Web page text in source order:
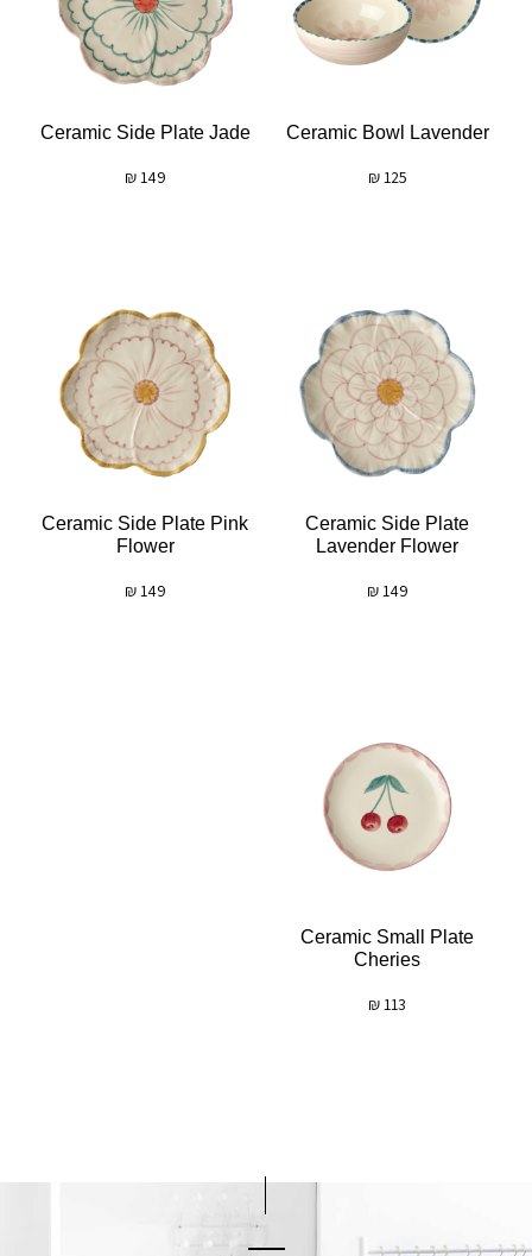
Ceramic Bowl Lavender
125
₪
Ceramic Side Plate Jade
149
₪
Ceramic Side Plate
Lavender Flower
149
₪
Ceramic Side Plate Pink
Flower
149
₪
Ceramic Small Plate
Cheries
113
₪